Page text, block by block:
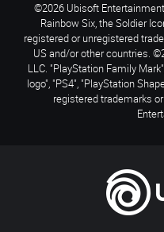
©2026 Ubisoft
Rainbow Six, the Soldier
registered or unregistered
US and/or other countries.
LLC. "PlayStation Family
logo", "PS4", "PlayStation
registered trademarks